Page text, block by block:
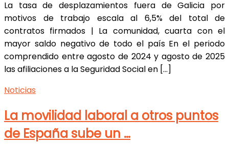
La tasa de desplazamientos fuera de Galicia por
motivos de trabajo escala al 6,5% del total de
contratos firmados | La comunidad, cuarta con el
mayor saldo negativo de todo el país En el periodo
comprendido entre agosto de 2024 y agosto de 2025
las afiliaciones a la Seguridad Social en […]
Noticias
La movilidad laboral a otros puntos
de España sube un …